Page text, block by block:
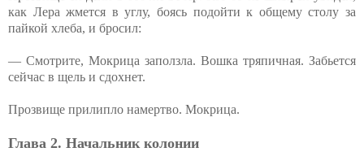
как Лера жмется в углу, боясь подойти к общему столу за
пайкой хлеба, и бросил:
— Смотрите, Мокрица заползла. Вошка тряпичная. Забьется
сейчас в щель и сдохнет.
Прозвище прилипло намертво. Мокрица.
Глава 2. Начальник колонии